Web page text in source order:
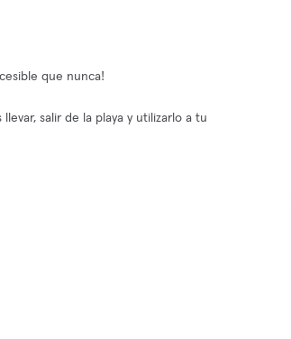
que nunca!
salir de la playa y utilizarlo a tu